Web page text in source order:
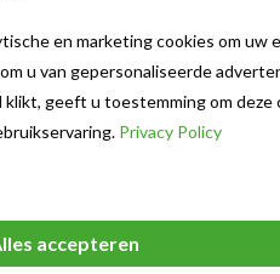
en marketing cookies om uw
u van gepersonaliseerde
klikt, geeft u toestemming om deze
Privacy Policy
accepteren